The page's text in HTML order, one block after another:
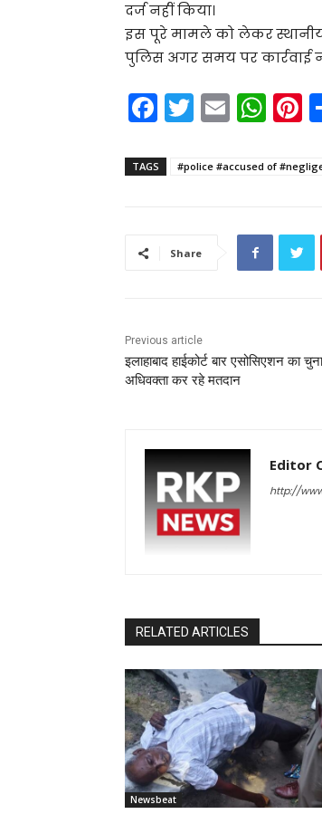
दर्ज नहीं किया।
इस पूरे मामले को लेकर स्थानीय
पुलिस अगर समय पर कार्रवाई
F
a
c
o
T
w
itt
E
m
ai
W
h
a
A
p
TAGS #police #accused of
Share
Previous article
इलाहाबाद हाईकोर्ट बार एसोसिएशन का
अधिवक्ता कर रहे मतदान
Editor
http://
RELATED ARTICLES
Newsbeat